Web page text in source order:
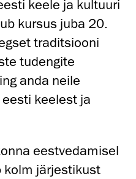
keele ja kultuuri
kursus juba 20.
traditsiooni
tudengite
anda neile
keelest ja
eestvedamisel
kolm järjestikust